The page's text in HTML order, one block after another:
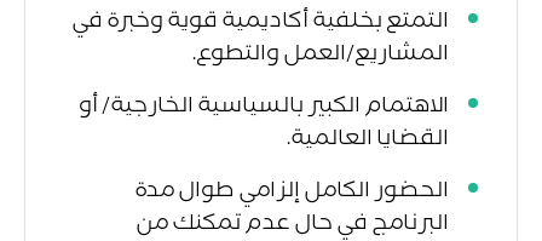
التمتع بخلفية أكاديمية قوية وخبرة في
المشاريع/العمل والتطوع.
الاهتمام الكبير بالسياسية الخارجية/ أو
القضايا العالمية.
الحضور الكامل إلزامي طوال مدة
البرنامج في حال عدم تمكنك من